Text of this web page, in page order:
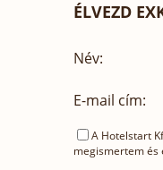
ÉLVEZD
Név:
E-mail cím:
A Hotelstart
megismertem és